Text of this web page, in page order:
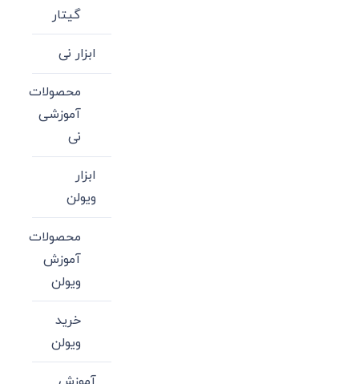
گیتار
ابزار نی
محصولات
آموزشی
نی
ابزار
ویولن
محصولات
آموزش
ویولن
خرید
ویولن